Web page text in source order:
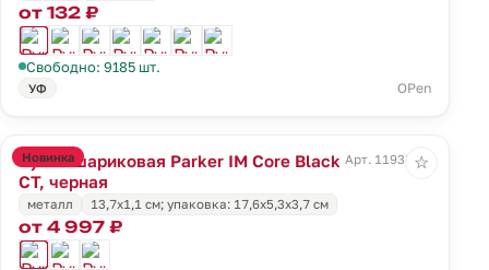
от 132 ₽
Свободно: 9185 шт.
УФ OPen
Новинка
Ручка шариковая Parker IM Core Black
CT, черная
Арт. 11933.10
металл 13,7x1,1 см; упаковка: 17,6x5,3x3,7 см
от 4 997 ₽
☆